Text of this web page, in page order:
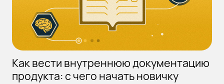
Как вести внутреннюю документацию
продукта: с чего начать новичку